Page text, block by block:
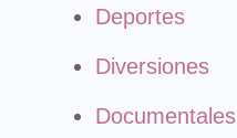
Deportes
Diversiones
Documentales